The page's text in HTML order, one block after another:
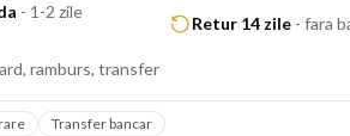
- 1-2 zile
Retur 14 zile - fara
ramburs, transfer
Transfer bancar